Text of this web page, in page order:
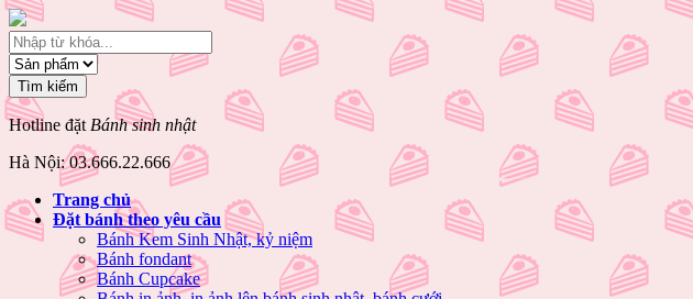
Hotline đặt Bánh sinh nhật
Hà Nội: 03.666.22.666
Trang chủ
Đặt bánh theo yêu cầu
Bánh Kem Sinh Nhật, kỷ niệm
Bánh fondant
Bánh Cupcake